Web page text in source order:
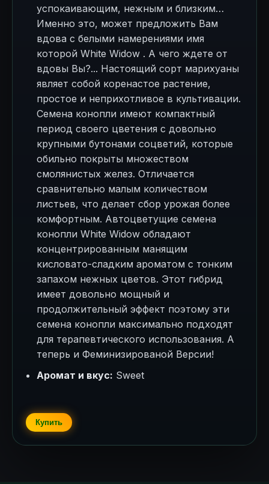
успокаивающим, нежным и близким…
Именно это, может предложить Вам
вдова с белыми намерениями имя
которой White Widow . А чего ждете от
вдовы Вы?... Настоящий сорт марихуаны
являет собой коренастое растение,
простое и неприхотливое в культивации.
Семена конопли имеют компактный
период своего цветения с довольно
крупными бутонами соцветий, которые
обильно покрыты множеством
смолянистых желез. Отличается
сравнительно малым количеством
листьев, что делает сбор урожая более
комфортным. Автоцветущие семена
конопли White Widow обладают
концентрированным манящим
кисловато-сладким ароматом с тонким
запахом нежных цветов. Этот гибрид
имеет довольно мощный и
продолжительный эффект поэтому эти
семена конопли максимально подходят
для терапевтического использования. А
теперь и Феминизированой Версии!
Аромат и вкус: Sweet
Купить